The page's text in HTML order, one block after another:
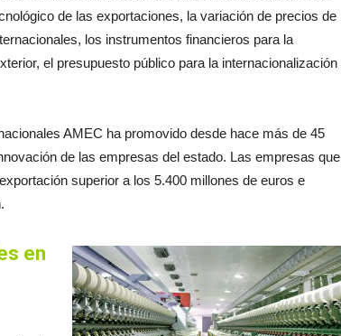
de las exportaciones, la variación de precios de
los instrumentos financieros para la
el presupuesto público para la internacionalización
AMEC ha promovido desde hace más de 45
de las empresas del estado. Las empresas que
superior a los 5.400 millones de euros e
en